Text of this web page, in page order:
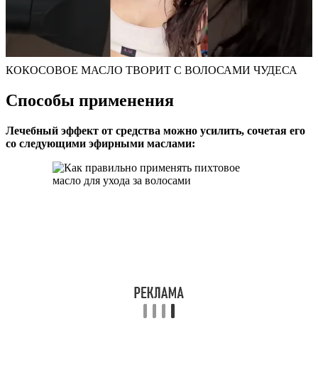
КОКОСОВОЕ МАСЛО ТВОРИТ С ВОЛОСАМИ ЧУДЕСА
Способы применения
Лечебный эффект от средства можно усилить, сочетая его
со следующими эфирными маслами: